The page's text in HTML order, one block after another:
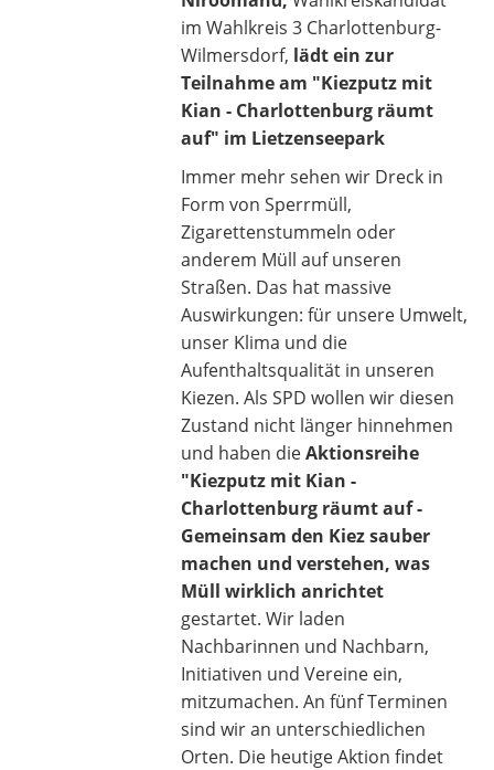
im Wahlkreis 3 Charlottenburg-
Wilmersdorf, lädt ein zur
Teilnahme am "Kiezputz mit
Kian - Charlottenburg räumt
auf" im Lietzenseepark
Immer mehr sehen wir Dreck in
Form von Sperrmüll,
Zigarettenstummeln oder
anderem Müll auf unseren
Straßen. Das hat massive
Auswirkungen: für unsere Umwelt,
unser Klima und die
Aufenthaltsqualität in unseren
Kiezen. Als SPD wollen wir diesen
Zustand nicht länger hinnehmen
und haben dieAktionsreihe
"Kiezputz mit Kian -
Charlottenburg räumt auf -
Gemeinsam den Kiez sauber
machen und verstehen, was
Müll wirklich anrichtet
gestartet. Wir laden
Nachbarinnen und Nachbarn,
Initiativen und Vereine ein,
mitzumachen. An fünf Terminen
sind wir an unterschiedlichen
Orten. Die heutige Aktion findet